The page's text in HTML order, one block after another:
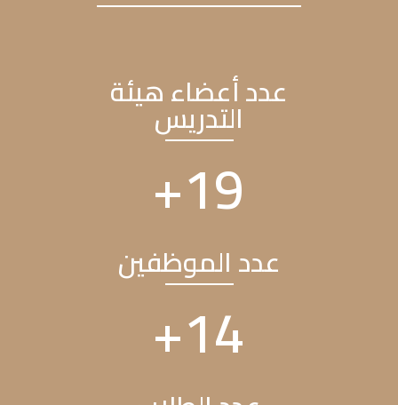
عدد أعضاء هيئة
التدريس
23
+
عدد الموظفين
17
+